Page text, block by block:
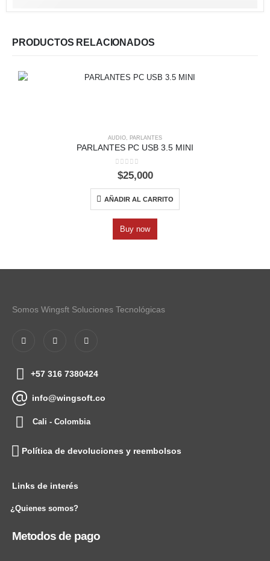
PRODUCTOS RELACIONADOS
AUDIO, PARLANTES
PARLANTES PC USB 3.5 MINI
0out of 5
$25,000
AÑADIR AL CARRITO
Buy now
Somos Wingsft Soluciones Tecnológicas
+57 316 7380424
info@wingsoft.co
Cali - Colombia
Política de devoluciones y reembolsos
Links de interés
¿Quienes somos?
Metodos de pago